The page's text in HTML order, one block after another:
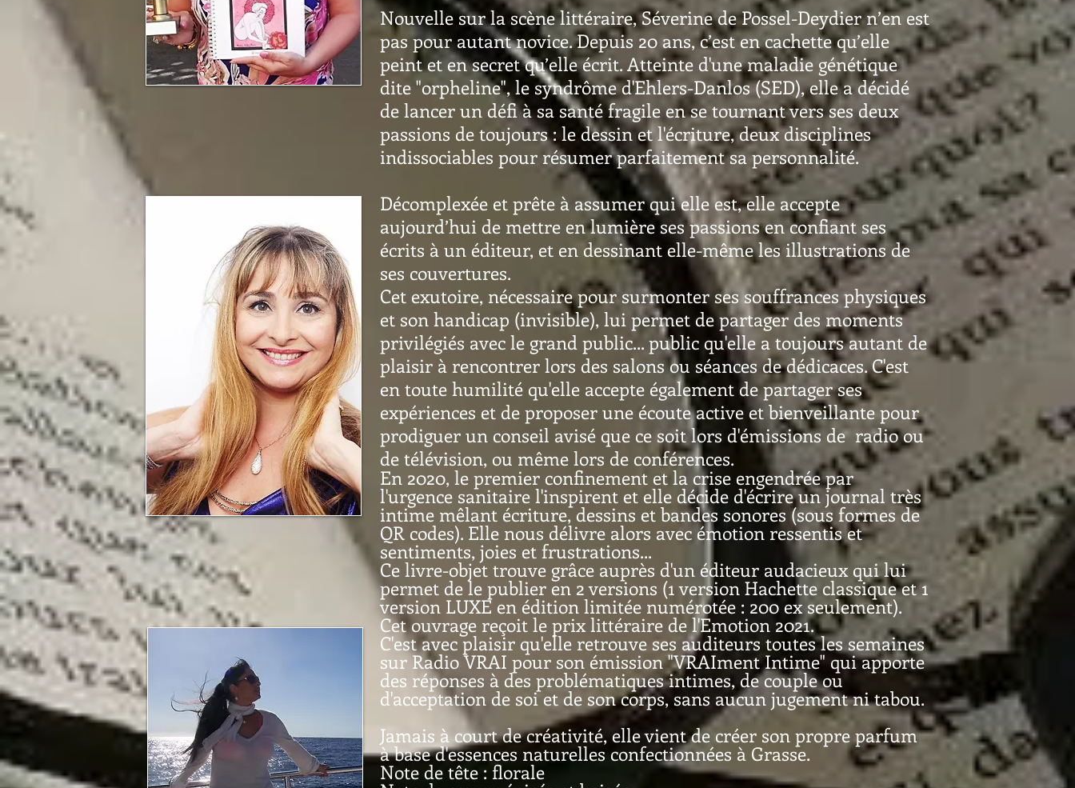
Nouvelle sur la scène littéraire, Séverine de Possel-Deydier n’en est
pas pour autant novice. Depuis 20 ans, c’est en cachette qu’elle
peint et en secret qu’elle écrit. Atteinte d'une maladie génétique
dite "orpheline", le syndrôme d'Ehlers-Danlos (SED), elle a décidé
de lancer un défi à sa santé fragile en se tournant vers ses deux
passions de toujours : le dessin et l'écriture, deux disciplines
indissociables pour résumer parfaitement sa personnalité.
Décomplexée et prête à assumer qui elle est, elle accepte
aujourd’hui de mettre en lumière ses passions en confiant ses
écrits à un éditeur, et en dessinant elle-même les illustrations de
ses couvertures.
Cet exutoire, nécessaire pour surmonter ses souffrances physiques
et son handicap (invisible), lui permet de partager des moments
privilégiés avec le grand public... public qu'elle a toujours autant de
plaisir à rencontrer lors des salons ou séances de dédicaces. C'est
en toute humilité qu'elle accepte également de partager ses
expériences et de proposer une écoute active et bienveillante pour
prodiguer un conseil avisé que ce soit lors d'émissions de radio ou
de télévision, ou même lors de conférences.
En 2020, le premier confinement et la crise engendrée par
l'urgence sanitaire l'inspirent et elle décide d'écrire un journal très
intime mêlant écriture, dessins et bandes sonores (sous formes de
QR codes). Elle nous délivre alors avec émotion ressentis et
sentiments, joies et frustrations...
Ce livre-objet trouve grâce auprès d'un éditeur audacieux qui lui
permet de le publier en 2 versions (1 version Hachette classique et 1
version LUXE en édition limitée numérotée : 200 ex seulement).
Cet ouvrage reçoit le prix littéraire de l'Emotion 2021.
C'est avec plaisir qu'elle retrouve ses auditeurs toutes les semaines
sur Radio VRAI pour son émission "VRAIment Intime" qui apporte
des réponses à des problématiques intimes, de couple ou
d'acceptation de soi et de son corps, sans aucun jugement ni tabou.
Jamais à court de créativité, elle vient de créer son propre parfum
à base d'essences naturelles confectionnées à Grasse.
Note de tête : florale